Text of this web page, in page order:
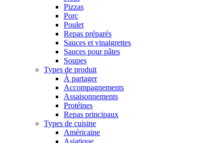
Pizzas
Porc
Poulet
Repas préparés
Sauces et vinaigrettes
Sauces pour pâtes
Soupes
Types de produit
À partager
Accompagnements
Assaisonnements
Protéines
Repas principaux
Types de cuisine
Américaine
Asiatique